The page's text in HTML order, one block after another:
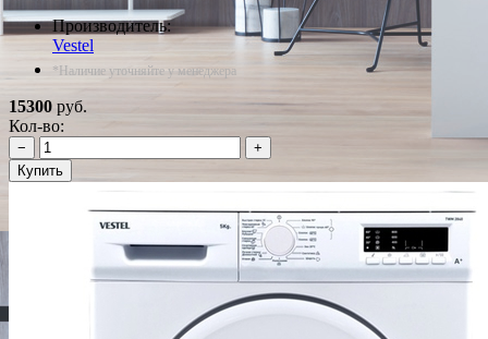
Производитель:
Vestel
*Наличие уточняйте у менеджера
15300 руб.
Кол-во:
−
+
Купить